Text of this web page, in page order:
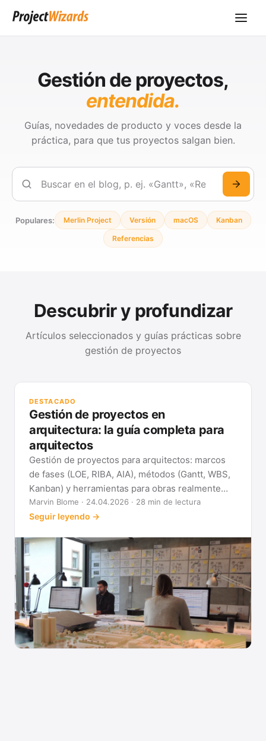
Gestión de proyectos,
entendida.
Guías, novedades de producto y voces desde la
práctica, para que tus proyectos salgan bien.
Buscar
Populares: Merlin Project Versión macOS Kanban
Referencias
Descubrir y profundizar
Artículos seleccionados y guías prácticas sobre
gestión de proyectos
DESTACADO
Gestión de proyectos en
arquitectura: la guía completa para
arquitectos
Gestión de proyectos para arquitectos: marcos
de fases (LOE, RIBA, AIA), métodos (Gantt, WBS,
Kanban) y herramientas para obras realmente
previsibles.
Marvin Blome · 24.04.2026 · 28 min de lectura
Seguir leyendo →